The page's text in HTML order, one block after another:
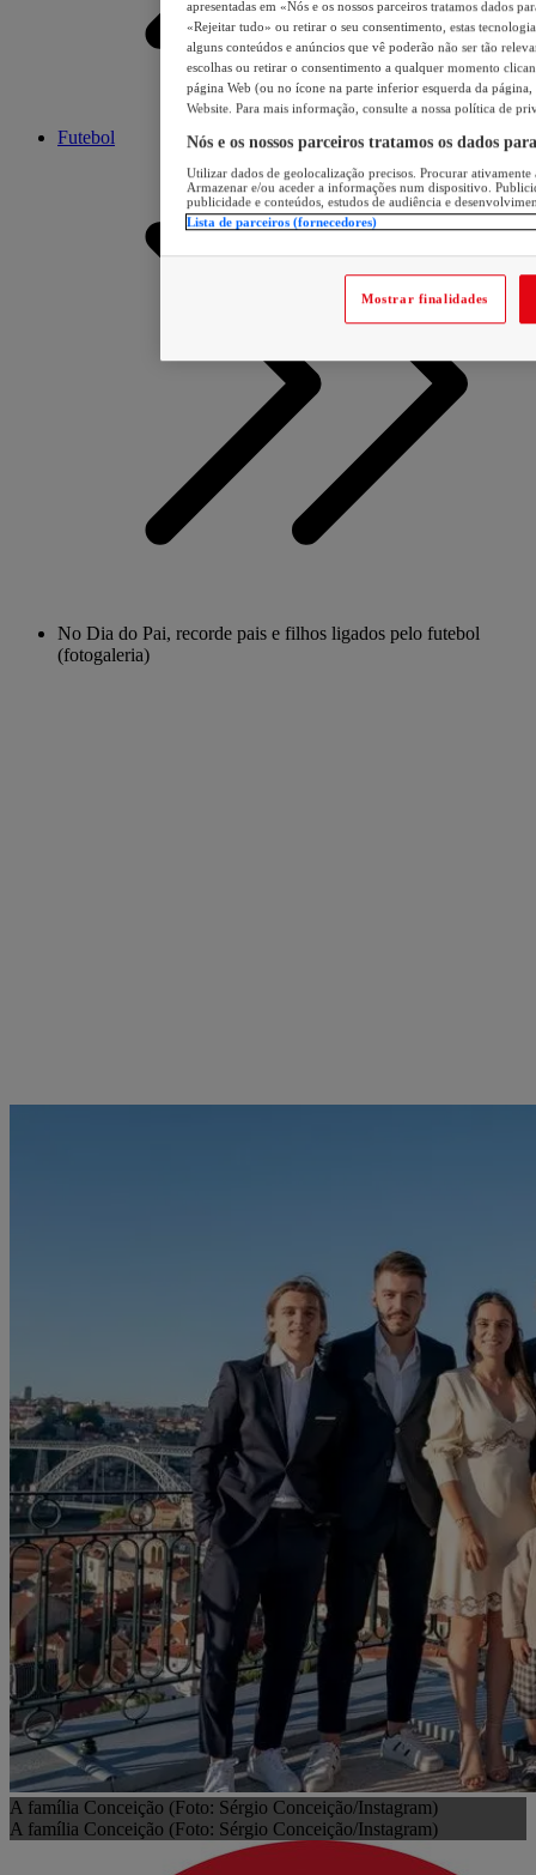
Futebol
No Dia do Pai, recorde pais e filhos ligados pelo futebol
(fotogaleria)
A família Conceição (Foto: Sérgio Conceição/Instagram)
A família Conceição (Foto: Sérgio Conceição/Instagram)
apresentadas em «Nós e os nossos parceiros tratamos dados
«Rejeitar tudo» ou retirar o seu consentimento, estas
alguns conteúdos e anúncios que vê poderão não ser tão
escolhas ou retirar o consentimento a qualquer momento
página Web (ou no ícone na parte inferior esquerda da página,
Website. Para mais informação, consulte a nossa política de
Nós e os nossos parceiros tratamos os dados
Utilizar dados de geolocalização precisos. Procurar
Armazenar e/ou aceder a informações num dispositivo.
publicidade e conteúdos, estudos de audiência e
Lista de parceiros (fornecedores)
Mostrar finalidades